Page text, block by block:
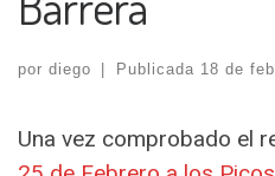
por diego Publicada 18 de
Una vez comprobado el